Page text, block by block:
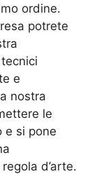
ordine.
potrete
e
nostra
le
e si pone
d’arte.